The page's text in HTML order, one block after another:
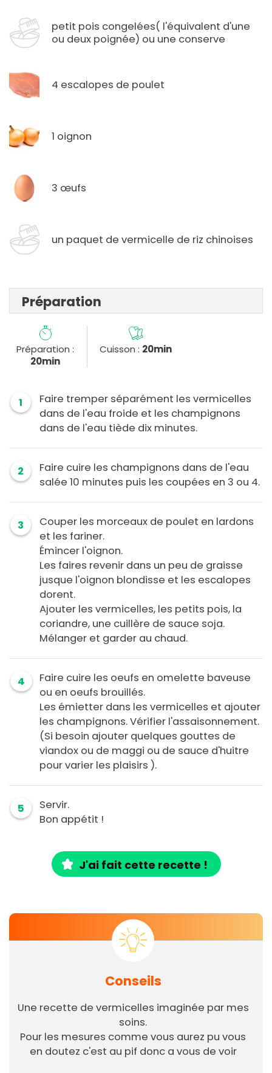
petit pois congelées( l'équivalent d'une
ou deux poignée) ou une conserve
4 escalopes de poulet
1 oignon
3 œufs
un paquet de vermicelle de riz chinoises
Préparation
Préparation :
20min
Cuisson : 20min
1
Faire tremper séparément les vermicelles
dans de l'eau froide et les champignons
dans de l'eau tiède dix minutes.
2
Faire cuire les champignons dans de l'eau
salée 10 minutes puis les coupées en 3 ou 4.
3
Couper les morceaux de poulet en lardons
et les fariner.
Émincer l'oignon.
Les faires revenir dans un peu de graisse
jusque l'oignon blondisse et les escalopes
dorent.
Ajouter les vermicelles, les petits pois, la
coriandre, une cuillère de sauce soja.
Mélanger et garder au chaud.
4
Faire cuire les oeufs en omelette baveuse
ou en oeufs brouillés.
Les émietter dans les vermicelles et ajouter
les champignons. Vérifier l'assaisonnement.
(Si besoin ajouter quelques gouttes de
viandox ou de maggi ou de sauce d'huitre
pour varier les plaisirs ).
5
Servir.
Bon appétit !
J'ai fait cette recette !
Conseils
Une recette de vermicelles imaginée par mes
soins.
Pour les mesures comme vous aurez pu vous
en doutez c'est au pif donc a vous de voir